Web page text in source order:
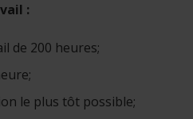
:
de 200 heures;
le plus tôt possible;